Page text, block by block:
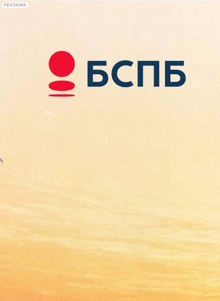
РЕКЛАМА
Сегодня:
2026.08.07
10:14
Афиша Plus